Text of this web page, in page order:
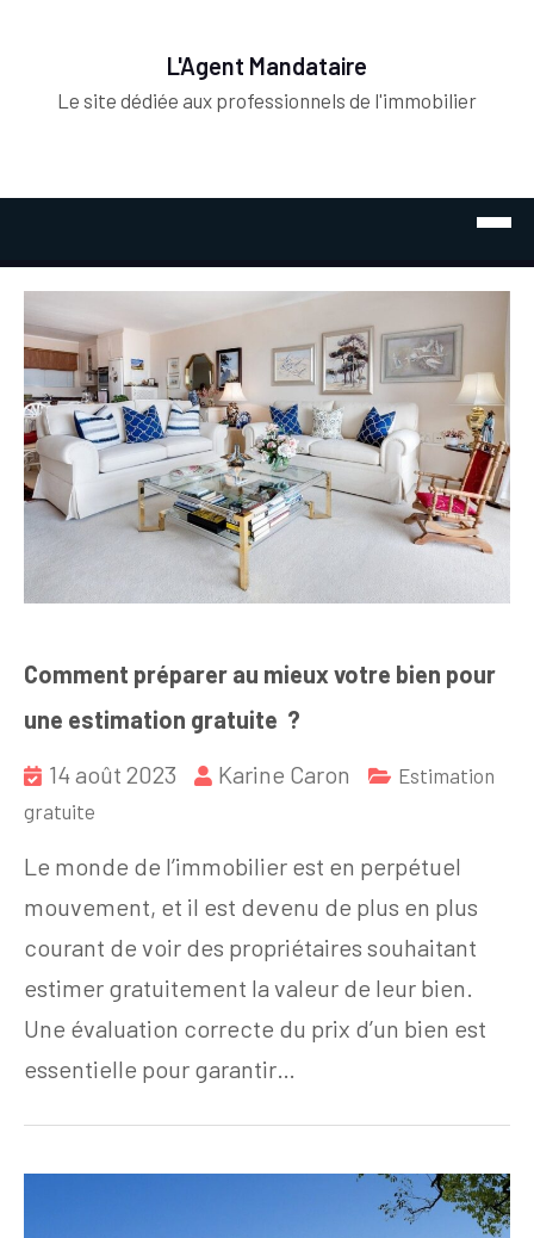
L'Agent Mandataire
Le site dédiée aux professionnels de l'immobilier
Comment préparer au mieux votre bien pour
une estimation gratuite ?
14 août 2023
Karine Caron
Estimation
gratuite
Le monde de l’immobilier est en perpétuel
mouvement, et il est devenu de plus en plus
courant de voir des propriétaires souhaitant
estimer gratuitement la valeur de leur bien.
Une évaluation correcte du prix d’un bien est
essentielle pour garantir…